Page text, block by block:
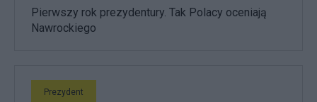
Pierwszy rok prezydentury. Tak Polacy oceniają
Nawrockiego
Prezydent